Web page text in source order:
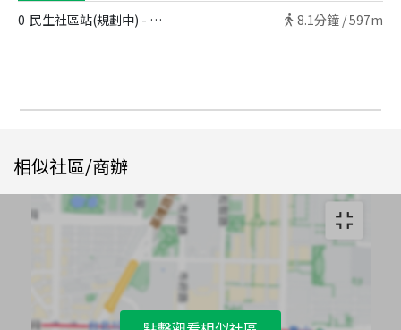
0 民生社區站(規劃中) - 出口 8.1分鐘 /597m
相似社區/商辦